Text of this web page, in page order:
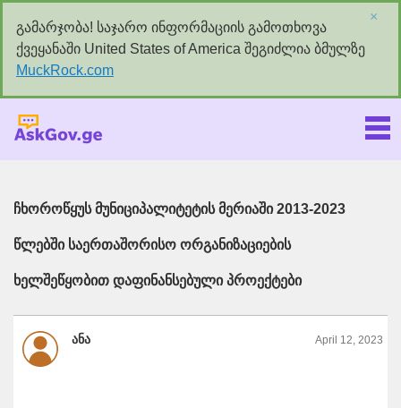
გამარჯობა! საჯარო ინფორმაციის გამოთხოვა
ქვეყანაში United States of America შეგიძლია ბმულზე
MuckRock.com
×
ჩხოროწყუს მუნიციპალიტეტის მერიაში 2013-2023
წლებში საერთაშორისო ორგანიზაციების
ხელშეწყობით დაფინანსებული პროექტები
ანა April 12, 2023